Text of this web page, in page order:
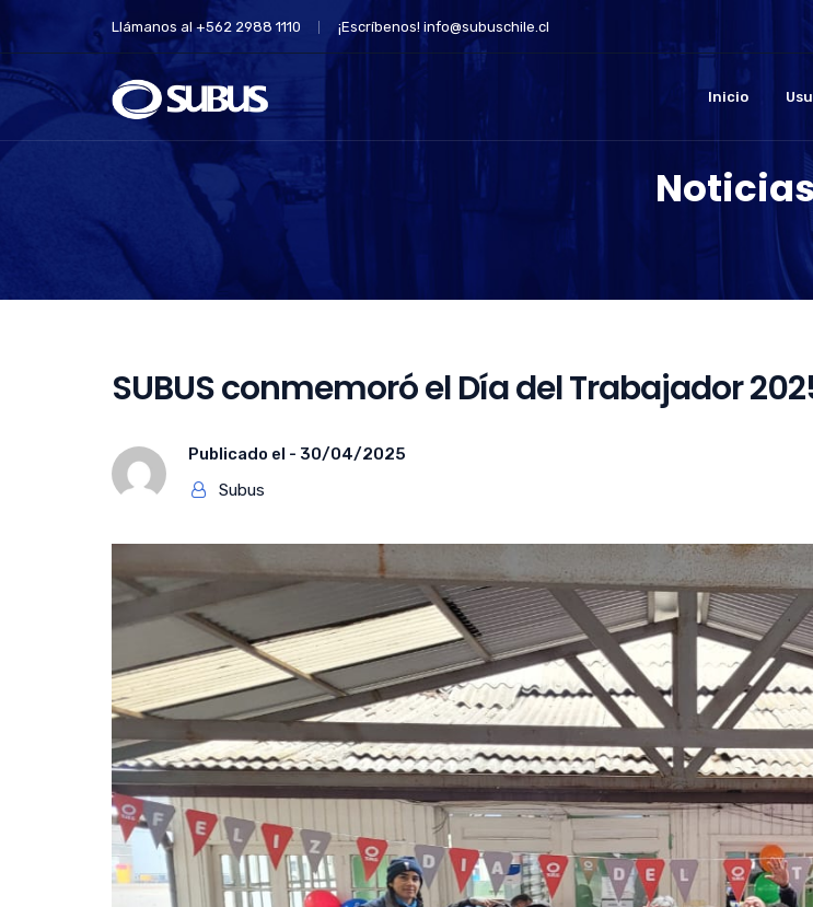
Llámanos al +562 2988 1110 ¡Escríbenos! info@subuschile.cl
Inicio
Noticias
SUBUS conmemoró el Día del Trabajador
Publicado el - 30/04/2025
Subus